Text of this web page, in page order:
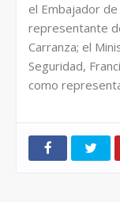
el Embajador de
representante
Carranza; el
Seguridad,
como